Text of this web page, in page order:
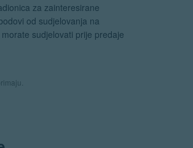
za zainteresirane
od sudjelovanja na
sudjelovati prije predaje